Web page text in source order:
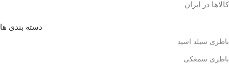
کالاها در ایران
دسته بندی ها
باطری سیلد اسید
باطری سمعکی